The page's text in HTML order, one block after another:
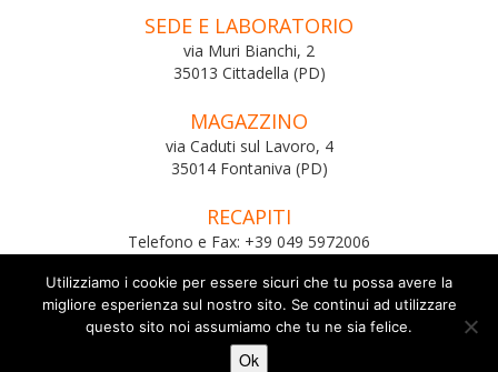
SEDE E LABORATORIO
via Muri Bianchi, 2
35013 Cittadella (PD)
MAGAZZINO
via Caduti sul Lavoro, 4
35014 Fontaniva (PD)
RECAPITI
Telefono e Fax: +39 049 5972006
di Simioni Mauro, Gianluca & C
Utilizziamo i cookie per essere sicuri che tu possa avere la
migliore esperienza sul nostro sito. Se continui ad utilizzare
questo sito noi assumiamo che tu ne sia felice.
Ok